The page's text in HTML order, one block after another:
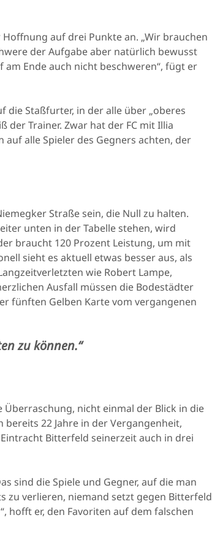
auf drei Punkte an. „Wir brauchen
der Aufgabe aber natürlich bewusst
Ende auch nicht beschweren“, fügt er
Staßfurter, in der alle über „oberes
der Trainer. Zwar hat der FC mit Illia
alle Spieler des Gegners achten, der
Straße sein, die Null zu halten.
unten in der Tabelle stehen, wird
braucht 120 Prozent Leistung, um mit
sieht es aktuell etwas besser aus, als
wie Robert Lampe,
Ausfall müssen die Bodestädter
fünften Gelben Karte vom vergangenen
zu können.“
nicht einmal der Blick in die
22 Jahre in der Vergangenheit,
Bitterfeld seinerzeit auch in drei
sind die Spiele und Gegner, auf die man
zu verlieren, niemand setzt gegen Bitterfeld
hofft er, den Favoriten auf dem falschen